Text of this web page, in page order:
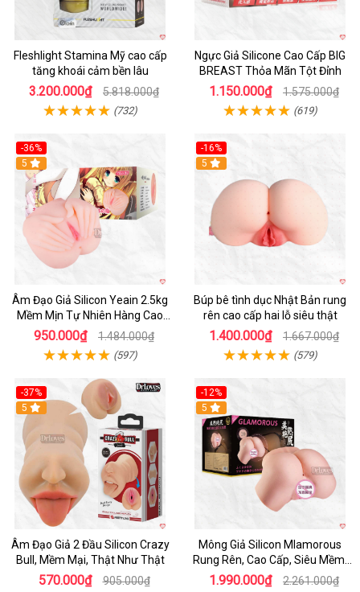
Fleshlight Stamina Mỹ cao cấp
tăng khoái cảm bền lâu
3.200.000₫ 5.818.000₫
(732)
Ngực Giả Silicone Cao Cấp BIG
BREAST Thỏa Mãn Tột Đỉnh
1.150.000₫ 1.575.000₫
(619)
-36%
Hot
5
Âm Đạo Giả Silicon Yeain 2.5kg
Mềm Mịn Tự Nhiên Hàng Cao
Cấp
950.000₫ 1.484.000₫
(597)
-16%
Hot
5
Búp bê tình dục Nhật Bản rung
rên cao cấp hai lỗ siêu thật
1.400.000₫ 1.667.000₫
(579)
-37%
Hot
5
Âm Đạo Giả 2 Đầu Silicon Crazy
Bull, Mềm Mại, Thật Như Thật
570.000₫ 905.000₫
-12%
Hot
5
Mông Giả Silicon Mlamorous
Rung Rên, Cao Cấp, Siêu Mềm,
Hót
1.990.000₫ 2.261.000₫